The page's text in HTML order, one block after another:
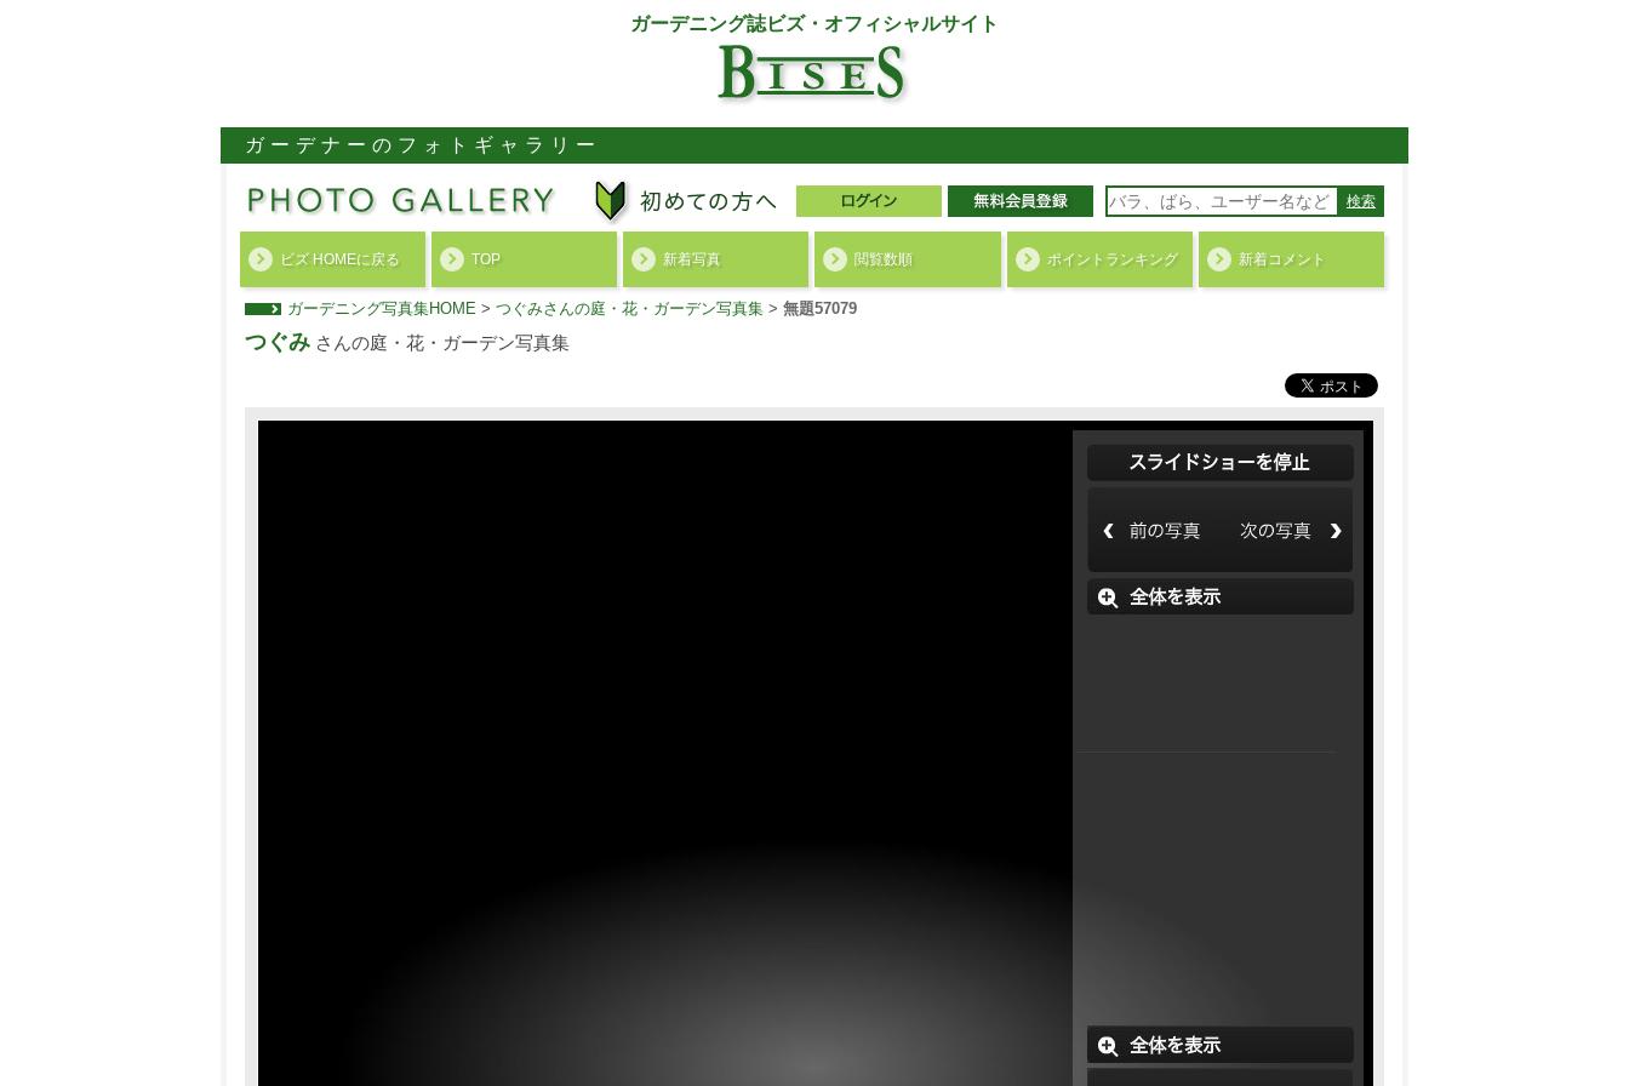
ガーデニング誌ビズ・オフィシャルサイト
ガーデナーのフォトギャラリー
検索
ビズ HOMEに戻る TOP 新着写真 閲覧数順 ポイント ランキング 新着コメント
ガーデニング写真集HOME > つぐみさんの庭・花・ガーデン写真集 > 無題57079
つぐみ さんの庭・花・ガーデン写真集